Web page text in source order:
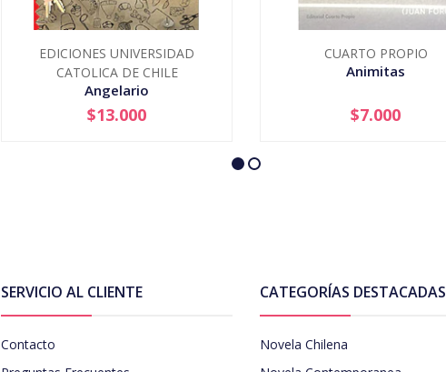
EDICIONES UNIVERSIDAD
CATOLICA DE CHILE
Angelario
+
$13.000
CUARTO PROPIO
Animitas
AGOTADO
$7.000
SERVICIO AL CLIENTE
Contacto
CATEGORÍAS DESTACADAS
Novela Chilena